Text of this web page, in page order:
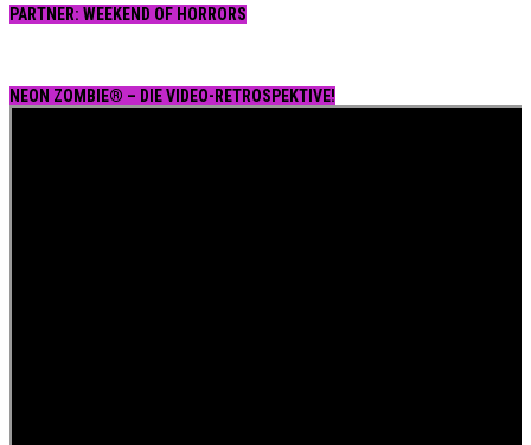
PARTNER: WEEKEND OF HORRORS
NEON ZOMBIE® – DIE VIDEO-RETROSPEKTIVE!